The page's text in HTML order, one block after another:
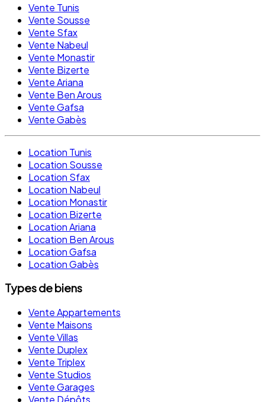
Vente Tunis
Vente Sousse
Vente Sfax
Vente Nabeul
Vente Monastir
Vente Bizerte
Vente Ariana
Vente Ben Arous
Vente Gafsa
Vente Gabès
Location Tunis
Location Sousse
Location Sfax
Location Nabeul
Location Monastir
Location Bizerte
Location Ariana
Location Ben Arous
Location Gafsa
Location Gabès
Types de biens
Vente Appartements
Vente Maisons
Vente Villas
Vente Duplex
Vente Triplex
Vente Studios
Vente Garages
Vente Dépôts